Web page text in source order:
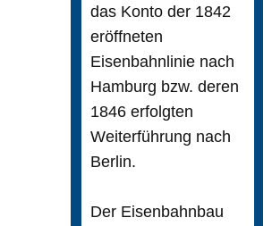
das Konto der 1842
eröffneten
Eisenbahnlinie nach
Hamburg bzw. deren
1846 erfolgten
Weiterführung nach
Berlin.
Der Eisenbahnbau